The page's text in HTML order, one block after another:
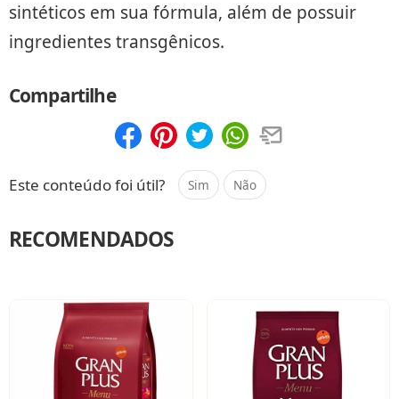
sintéticos em sua fórmula, além de possuir
ingredientes transgênicos.
Compartilhe
Este conteúdo foi útil? Sim Não
RECOMENDADOS